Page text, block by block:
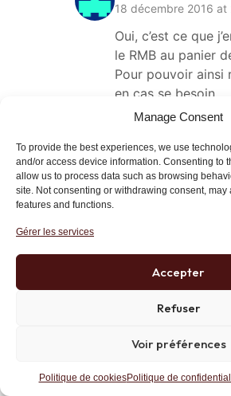
Manage Consent
To provide the best experiences, we use
and/or access device information. Consenting to
allow us to process data such as browsing
site. Not consenting or withdrawing consent, may
features and functions.
Gérer les services
Accepter
Refuser
Voir préférences
Politique de cookiesPolitique de
18 décembre 2016 at
Oui, c’est ce que
le RMB au panier
Pour pouvoir ainsi
en cas se besoin.
Car, sauf erreur
Idem, le
se fait pas en
monnaie
commerce inter-
pénurie,
entraîne ipso
sur ZH dans la